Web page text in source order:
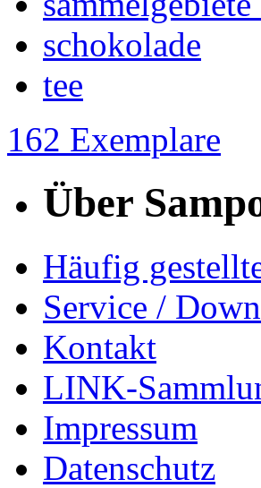
schokolade
tee
162 Exemplare
Über
Häufig
Service /
Kontakt
LINK-
Impressum
Datenschutz